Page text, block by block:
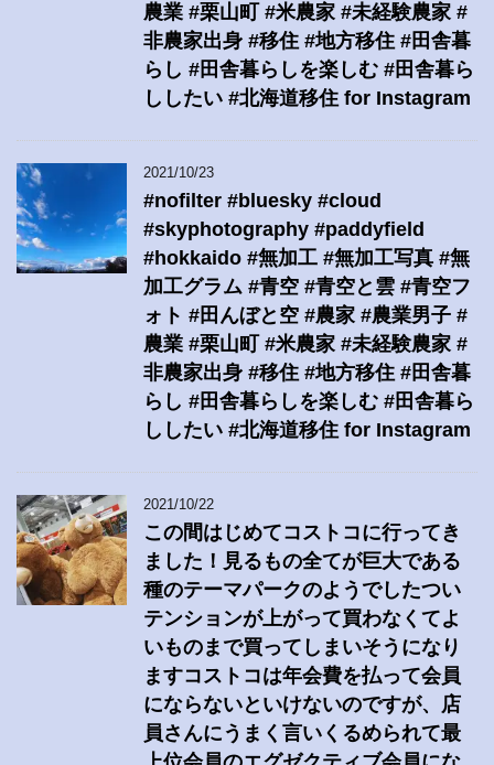
農業 #栗山町 #米農家 #未経験農家 #
非農家出身 #移住 #地方移住 #田舎暮
らし #田舎暮らしを楽しむ #田舎暮ら
ししたい #北海道移住 for Instagram
2021/10/23
#nofilter #bluesky #cloud
#skyphotography #paddyfield
#hokkaido #無加工 #無加工写真 #無
加工グラム #青空 #青空と雲 #青空フ
ォト #田んぼと空 #農家 #農業男子 #
農業 #栗山町 #米農家 #未経験農家 #
非農家出身 #移住 #地方移住 #田舎暮
らし #田舎暮らしを楽しむ #田舎暮ら
ししたい #北海道移住 for Instagram
2021/10/22
この間はじめてコストコに行ってき
ました！見るもの全てが巨大である
種のテーマパークのようでしたつい
テンションが上がって買わなくてよ
いものまで買ってしまいそうになり
ますコストコは年会費を払って会員
にならないといけないのですが、店
員さんにうまく言いくるめられて最